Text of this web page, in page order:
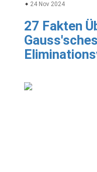
24 Nov 2024
27 Fakten
Gauss'sches